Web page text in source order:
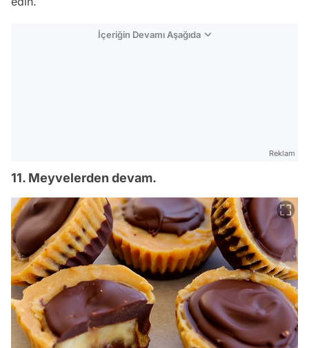
İçeriğin Devamı Aşağıda
Reklam
11. Meyvelerden devam.